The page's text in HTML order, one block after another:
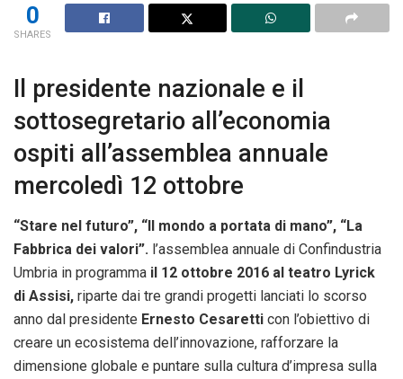
0
SHARES
Il presidente nazionale e il
sottosegretario all’economia
ospiti all’assemblea annuale
mercoledì 12 ottobre
“Stare nel futuro”, “Il mondo a portata di mano”, “La
Fabbrica dei valori”. l’assemblea annuale di Confindustria
Umbria in programma il 12 ottobre 2016 al teatro Lyrick
di Assisi, riparte dai tre grandi progetti lanciati lo scorso
anno dal presidente Ernesto Cesaretti con l’obiettivo di
creare un ecosistema dell’innovazione, rafforzare la
dimensione globale e puntare sulla cultura d’impresa sulla